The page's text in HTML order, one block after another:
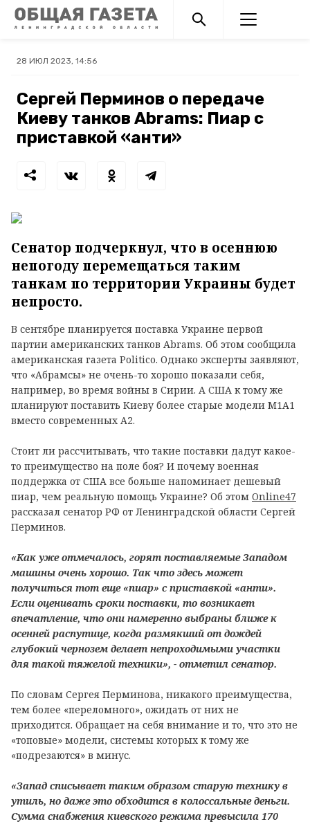
28 ИЮЛ 2023, 14:56
Сергей Перминов о передаче
Киеву танков Abrams: Пиар с
приставкой «анти»
Сенатор подчеркнул, что в осеннюю
непогоду перемещаться таким
танкам по территории Украины будет
непросто.
В сентябре планируется поставка Украине первой
партии американских танков Abrams. Об этом сообщила
американская газета Politico. Однако эксперты заявляют,
что «Абрамсы» не очень-то хорошо показали себя,
например, во время войны в Сирии. А США к тому же
планируют поставить Киеву более старые модели М1А1
вместо современных А2.
Стоит ли рассчитывать, что такие поставки дадут какое-
то преимущество на поле боя? И почему военная
поддержка от США все больше напоминает дешевый
пиар, чем реальную помощь Украине? Об этом Online47
рассказал сенатор РФ от Ленинградской области Сергей
Перминов.
«Как уже отмечалось, горят поставляемые Западом
машины очень хорошо. Так что здесь может
получиться тот еще «пиар» с приставкой «анти».
Если оценивать сроки поставки, то возникает
впечатление, что они намеренно выбраны ближе к
осенней распутице, когда размякший от дождей
глубокий чернозем делает непроходимыми участки
для такой тяжелой техники», - отметил сенатор.
По словам Сергея Перминова, никакого преимущества,
тем более «переломного», ожидать от них не
приходится. Обращает на себя внимание и то, что это не
«топовые» модели, системы которых к тому же
«подрезаются» в минус.
«Запад списывает таким образом старую технику в
утиль, но даже это обходится в колоссальные деньги.
Сумма снабжения киевского режима превысила 170